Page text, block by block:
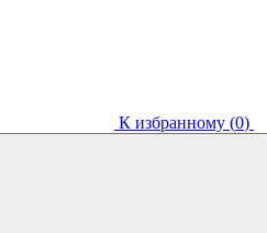
К избранному (0)